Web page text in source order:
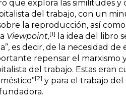
que explora las similitudes y
del trabajo, con un
la reproducción, así
Viewpoint,[1]
la idea del libro
es decir, de la necesidad de
repensar el marxismo
del trabajo. Estas eran
[2] y para el trabajo